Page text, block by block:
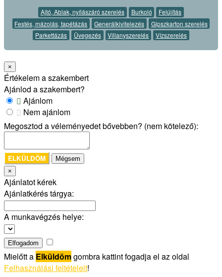
Ajtó, Ablak, nyílászáró szerelés Burkoló
Felújítás
Festés, mázolás, tapétázás
Generálkivitelezés
Gipszkarton szerelés
Parkettázás
Üvegezés Villanyszerelés Vízszerelés
×
Értékelem a szakembert
Ajánlod a szakembert?
Ajánlom
Nem ajánlom
Megosztod a véleményedet bővebben? (nem kötelező):
ELKÜLDÖM
Mégsem
×
Ajánlatot kérek
Ajánlatkérés tárgya:
A munkavégzés helye:
Elfogadom
Mielőtt a Elküldömgombra kattint fogadja el az oldal
Felhasználási feltételeit!